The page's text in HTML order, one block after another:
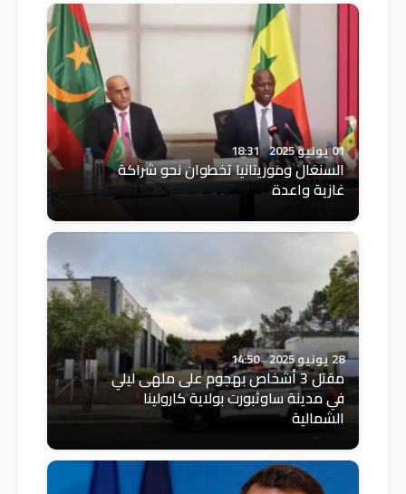
01 يونيو 2025 18:31
السنغال وموريتانيا تخطوان نحو شراكة
غازية واعدة
28 يونيو 2025 14:50
مقتل 3 أشخاص بهجوم على ملهى ليلي
في مدينة ساوثبورت بولاية كارولينا
الشمالية